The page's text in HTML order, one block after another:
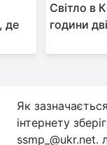
де
Світло в
години
Як
інтернету
ssmp_@ukr.net.